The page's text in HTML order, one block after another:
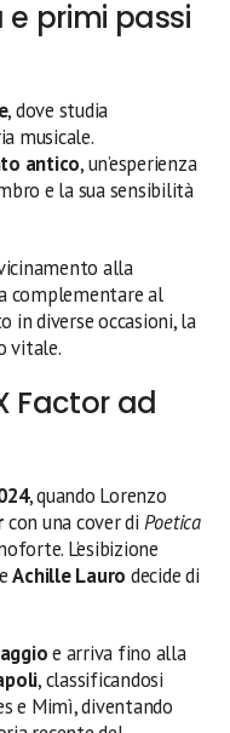
primi passi
, dove studia
musicale.
antico, un’esperienza
e la sua sensibilità
alla
complementare al
in diverse occasioni, la
vitale.
Factor ad
, quando Lorenzo
con una cover di Poetica
L’esibizione
Achille Lauro decide di
e arriva fino alla
, classificandosi
e Mimì, diventando